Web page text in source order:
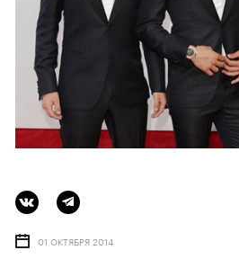
01 ОКТЯБРЯ 2014